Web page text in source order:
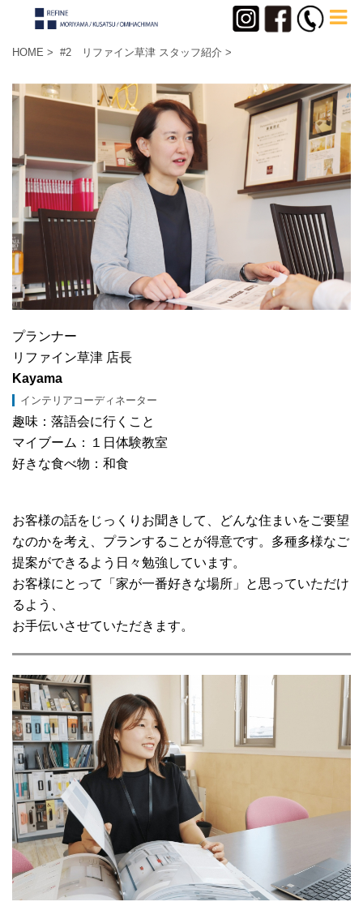
HOME > #2 リファイン草津 スタッフ紹介 >
プランナー
リファイン草津 店長
Kayama
インテリアコーディネーター
趣味：落語会に行くこと
マイブーム：１日体験教室
好きな食べ物：和食
お客様の話をじっくりお聞きして、どんな住まいをご要望
なのかを考え、プランすることが得意です。多種多様なご
提案ができるよう日々勉強しています。
お客様にとって「家が一番好きな場所」と思っていただけ
るよう、
お手伝いさせていただきます。